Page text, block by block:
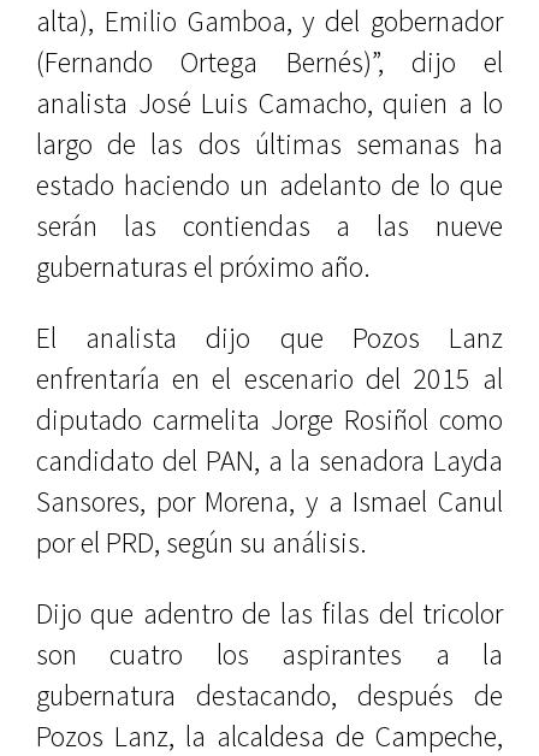
alta), Emilio Gamboa, y del gobernador
(Fernando Ortega Bernés)”, dijo el
analista José Luis Camacho, quien a lo
largo de las dos últimas semanas ha
estado haciendo un adelanto de lo que
serán las contiendas a las nueve
gubernaturas el próximo año.
El analista dijo que Pozos Lanz
enfrentaría en el escenario del 2015 al
diputado carmelita Jorge Rosiñol como
candidato del PAN, a la senadora Layda
Sansores, por Morena, y a Ismael Canul
por el PRD, según su análisis.
Dijo que adentro de las filas del tricolor
son cuatro los aspirantes a la
gubernatura destacando, después de
Pozos Lanz, la alcaldesa de Campeche,